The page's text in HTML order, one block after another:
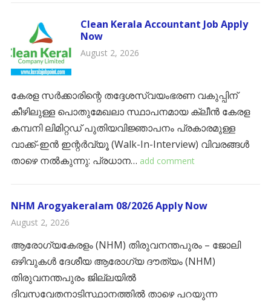
Clean Kerala Accountant Job Apply
Now
August 2, 2026
കേരള സർക്കാരിന്റെ തദ്ദേശസ്വയംഭരണ വകുപ്പിന്
കീഴിലുള്ള പൊതുമേഖലാ സ്ഥാപനമായ ക്ലീൻ കേരള
കമ്പനി ലിമിറ്റഡ് പുതിയവിജ്ഞാപനം പ്രകാരമുള്ള
വാക്ക്-ഇൻ ഇന്റർവ്യൂ (Walk-In-Interview) വിവരങ്ങൾ
താഴെ നൽകുന്നു: പ്രധാന… add comment
NHM Arogyakeralam 08/2026 Apply Now
August 2, 2026
​ആരോഗ്യകേരളം (NHM) തിരുവനന്തപുരം – ജോലി
ഒഴിവുകൾ ​ദേശീയ ആരോഗ്യ ദൗത്യം (NHM)
തിരുവനന്തപുരം ജില്ലയിൽ
ദിവസവേതനാടിസ്ഥാനത്തിൽ താഴെ പറയുന്ന